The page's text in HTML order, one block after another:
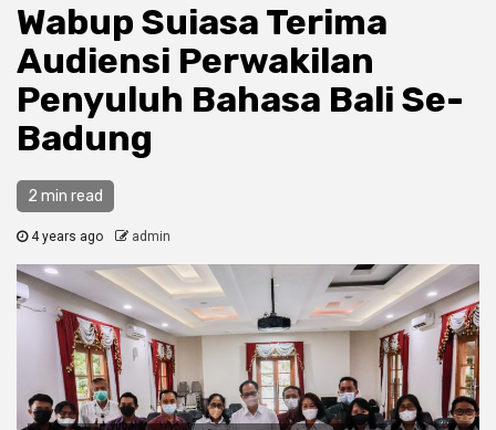
Wabup Suiasa Terima
Audiensi Perwakilan
Penyuluh Bahasa Bali Se-
Badung
2 min read
4 years ago admin